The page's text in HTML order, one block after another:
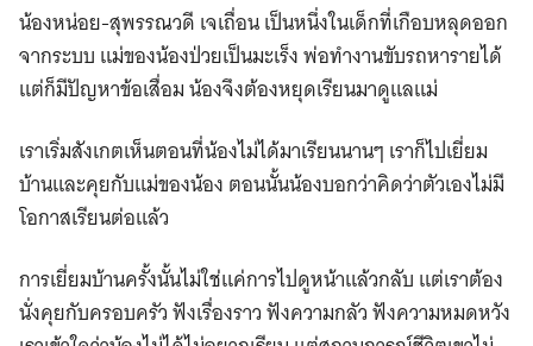
น้องหน่อย-สุพรรณวดี เจเถื่อน เป็นหนึ่งในเด็กที่เกือบหลุดออก
จากระบบ แม่ของน้องป่วยเป็นมะเร็ง พ่อทำงานขับรถหารายได้
แต่ก็มีปัญหาข้อเสื่อม น้องจึงต้องหยุดเรียนมาดูแลแม่
เราเริ่มสังเกตเห็นตอนที่น้องไม่ได้มาเรียนนานๆ เราก็ไปเยี่ยม
บ้านและคุยกับแม่ของน้อง ตอนนั้นน้องบอกว่าคิดว่าตัวเองไม่มี
โอกาสเรียนต่อแล้ว
การเยี่ยมบ้านครั้งนั้นไม่ใช่แค่การไปดูหน้าแล้วกลับ แต่เราต้อง
นั่งคุยกับครอบครัว ฟังเรื่องราว ฟังความกลัว ฟังความหมดหวัง